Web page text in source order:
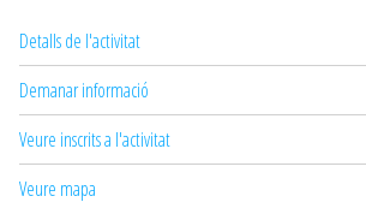
Detalls de l'activitat
Demanar informació
Veure inscrits a l'activitat
Veure mapa